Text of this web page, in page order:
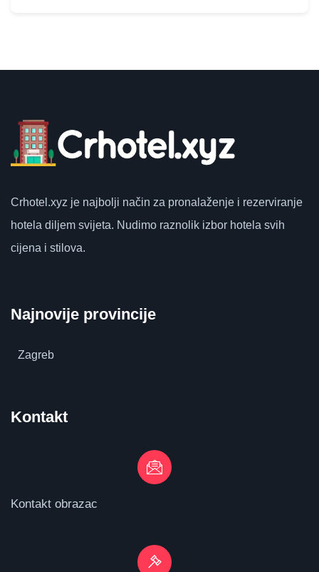
Crhotel.xyz je najbolji način za pronalaženje i rezerviranje
hotela diljem svijeta. Nudimo raznolik izbor hotela svih
cijena i stilova.
Najnovije provincije
Zagreb
Kontakt
Kontakt obrazac